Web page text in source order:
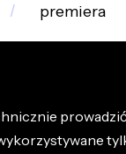
premiera